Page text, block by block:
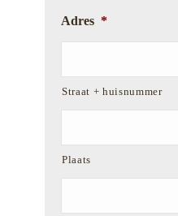
Adres *
Straat + huisnummer
Plaats